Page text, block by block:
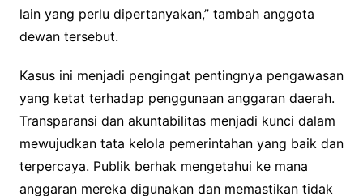
lain yang perlu dipertanyakan,” tambah anggota
dewan tersebut.
Kasus ini menjadi pengingat pentingnya pengawasan
yang ketat terhadap penggunaan anggaran daerah.
Transparansi dan akuntabilitas menjadi kunci dalam
mewujudkan tata kelola pemerintahan yang baik dan
terpercaya. Publik berhak mengetahui ke mana
anggaran mereka digunakan dan memastikan tidak